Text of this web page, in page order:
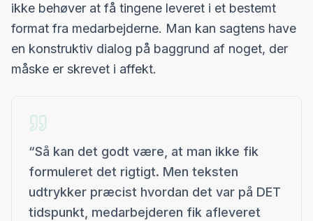
ikke behøver at få tingene leveret i et bestemt
format fra medarbejderne. Man kan sagtens have
en konstruktiv dialog på baggrund af noget, der
måske er skrevet i affekt.
“Så kan det godt være, at man ikke fik
formuleret det rigtigt. Men teksten
udtrykker præcist hvordan det var på DET
tidspunkt, medarbejderen fik afleveret